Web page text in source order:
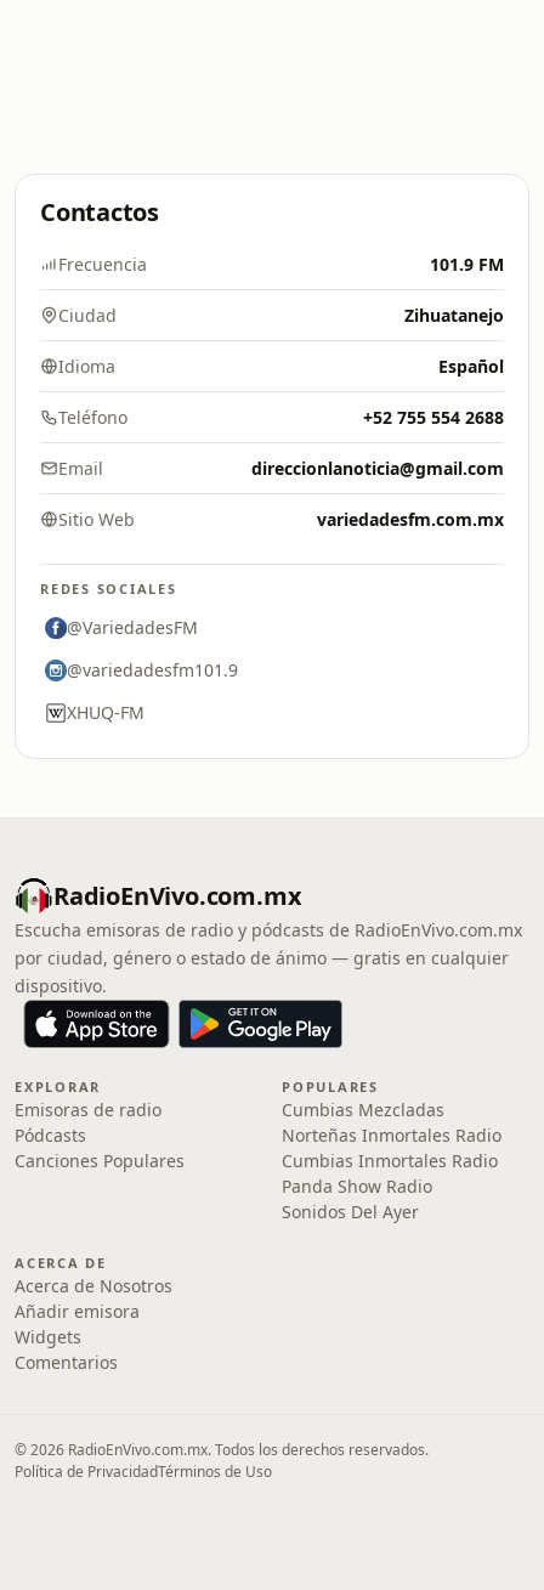
Contactos
Frecuencia 101.9 FM
Ciudad Zihuatanejo
Idioma Español
Teléfono +52 755 554 2688
Email direccionlanoticia@gmail.com
Sitio Web variedadesfm.com.mx
REDES SOCIALES
@VariedadesFM
@variedadesfm101.9
XHUQ-FM
RadioEnVivo.com.mx
Escucha emisoras de radio y pódcasts de RadioEnVivo.com.mx
por ciudad, género o estado de ánimo — gratis en cualquier
dispositivo.
EXPLORAR
Emisoras de radio
Pódcasts
Canciones Populares
POPULARES
Cumbias Mezcladas
Norteñas Inmortales Radio
Cumbias Inmortales Radio
Panda Show Radio
Sonidos Del Ayer
ACERCA DE
Acerca de Nosotros
Añadir emisora
Widgets
Comentarios
© 2026 RadioEnVivo.com.mx. Todos los derechos reservados.
Política de PrivacidadTérminos de Uso